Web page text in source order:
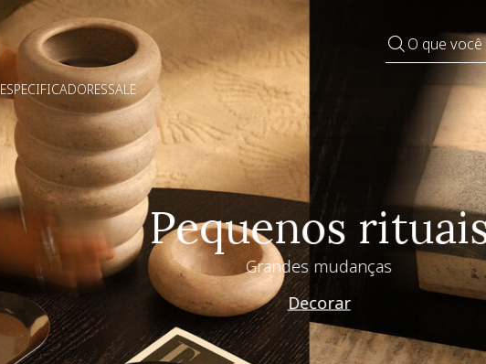
O que
ESPECIFICADORESSALE
Pequenos rituais
Grandes mudanças
Decorar